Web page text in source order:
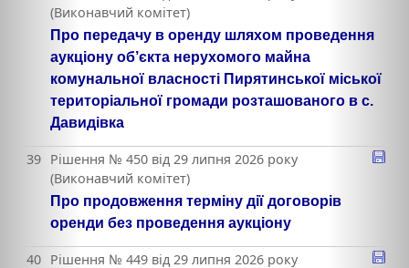
(Виконавчий комітет)
Про передачу в оренду шляхом проведення
аукціону об’єкта нерухомого майна
комунальної власності Пирятинської міської
територіальної громади розташованого в с.
Давидівка
39 Рішення № 450 від 29 липня 2026 року
(Виконавчий комітет)
Про продовження терміну дії договорів
оренди без проведення аукціону
40 Рішення № 449 від 29 липня 2026 року